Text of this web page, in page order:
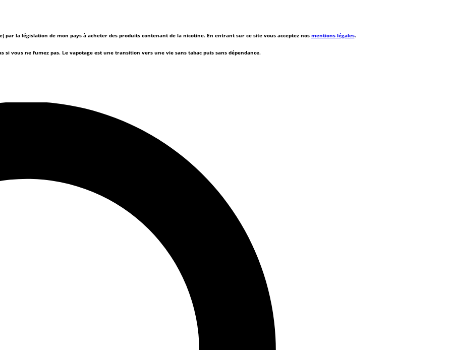
par la législation de mon pays à acheter des produits contenant de la nicotine. En entrant sur ce site vous acceptez nos mentions légales.
si vous ne fumez pas. Le vapotage est une transition vers une vie sans tabac puis sans dépendance.